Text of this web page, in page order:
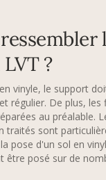
?
vinyle, le support
régulier. De plus, les
au préalable.
traités sont
pose d'un sol en
être posé sur de